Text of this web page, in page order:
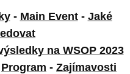
- Main Event- Jaké
na WSOP 2023
Program - Zajímavosti